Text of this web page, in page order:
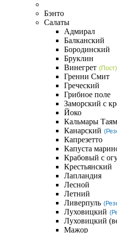
Бэнто
Салаты
Адмирал
Балканский
Бородинский
Бруклин
Винегрет (Пост)
Гренни Смит
Греческий
Грибное поле
Заморский с
Йоко
Кальмары
Канарский
Капрезетто
Капуста
Крабовый с
Крестьянский
Лапландия
Лесной
Летний
Ливерпуль
Луховицкий
Луховицкий
Мажор